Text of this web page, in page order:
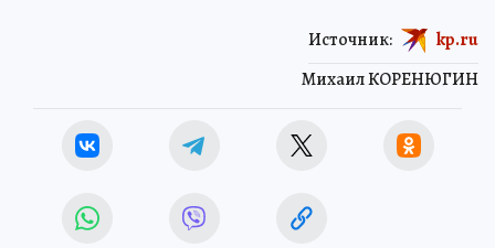
Михаил КОРЕНЮГИН
Источник: kp.ru